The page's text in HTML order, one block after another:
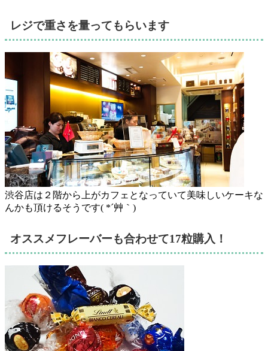
レジで重さを量ってもらいます
渋谷店は２階から上がカフェとなっていて美味しいケーキな
んかも頂けるそうです( *´艸｀)
オススメフレーバーも合わせて17粒購入！